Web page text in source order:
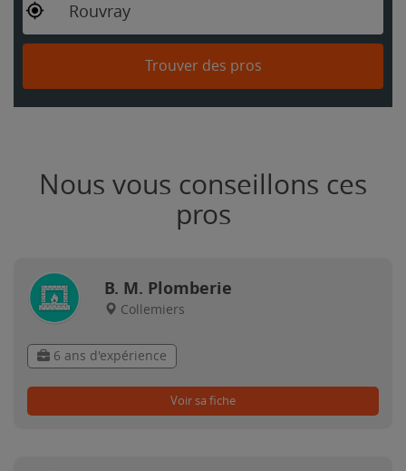
Rouvray
Trouver des pros
Nous vous conseillons ces
pros
B. M. Plomberie
Collemiers
6 ans d'expérience
Voir sa fiche